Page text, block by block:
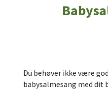
Du behøver ikke være
babysalmesang med dit